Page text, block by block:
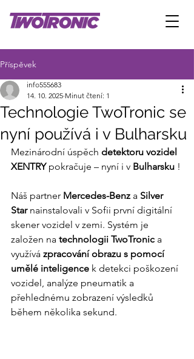
Příspěvek
Technologie TwoTronic se
nyní používá i v Bulharsku
info555683
14. 10. 2025 Minut čtení: 1
Mezinárodní úspěch detektoru vozidel
XENTRY pokračuje – nyní i v Bulharsku !
Náš partner Mercedes-Benz a Silver
Star nainstalovali v Sofii první digitální
skener vozidel v zemi. Systém je
založen na technologii TwoTronic a
využívá zpracování obrazu s pomocí
umělé inteligence k detekci poškození
vozidel, analýze pneumatik a
přehlednému zobrazení výsledků
během několika sekund.